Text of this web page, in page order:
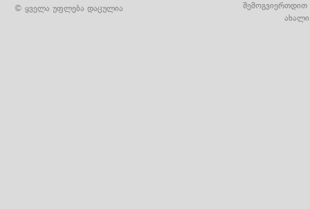
© ყველა უფლება დაცულია
შემოგვიერთდით
ახალი